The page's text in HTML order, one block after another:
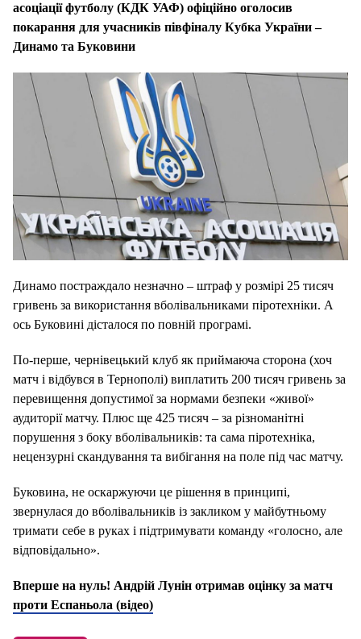
асоціації футболу (КДК УАФ) офіційно оголосив
покарання для учасників півфіналу Кубка України –
Динамо та Буковини
Динамо постраждало незначно – штраф у розмірі 25 тисяч
гривень за використання вболівальниками піротехніки. А
ось Буковині дісталося по повній програмі.
По-перше, чернівецький клуб як приймаюча сторона (хоч
матч і відбувся в Тернополі) виплатить 200 тисяч гривень за
перевищення допустимої за нормами безпеки «живої»
аудиторії матчу. Плюс ще 425 тисяч – за різноманітні
порушення з боку вболівальників: та сама піротехніка,
нецензурні скандування та вибігання на поле під час матчу.
Буковина, не оскаржуючи це рішення в принципі,
звернулася до вболівальників із закликом у майбутньому
тримати себе в руках і підтримувати команду «голосно, але
відповідально».
Вперше на нуль! Андрій Лунін отримав оцінку за матч
проти Еспаньола (відео)